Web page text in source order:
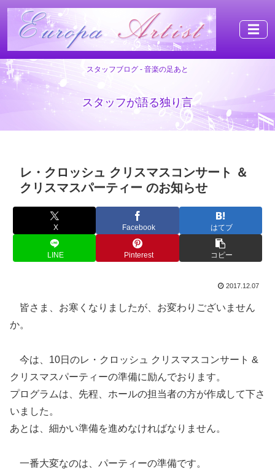
☰
スタッフブログ - 音楽の足あと
スタッフが語る独り言
レ・クロッシュ クリスマスコンサート ＆
クリスマスパーティー のお知らせ
X Facebook はてブ
LINE Pinterest コピー
2017.12.07
皆さま、お寒くなりましたが、お変わりございません
か。
今は、10日のレ・クロッシュ クリスマスコンサート &
クリスマスパーティーの準備に励んでおります。
プログラムは、先程、ホールの担当者の方が作成して下さ
いました。
あとは、細かい準備を進めなければなりません。
一番大変なのは、パーティーの準備です。